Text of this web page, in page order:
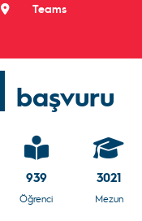
Teams
başvuru
939
Öğrenci
3021
Mezun